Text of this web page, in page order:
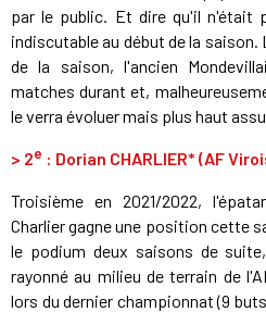
par le public. Et dire qu'il n'était
indiscutable au début de la
de la saison, l'ancien
matches durant et,
le verra évoluer mais plus haut
> 2e : Dorian CHARLIER* (AF
Troisième en 2021/2022,
Charlier gagne une position cette
le podium deux saisons de
rayonné au milieu de terrain de
lors du dernier championnat (9